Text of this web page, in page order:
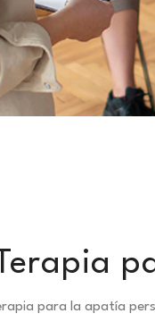
Terapia
para la apatía